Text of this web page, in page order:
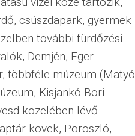
csúszdapark, gyermek
további fürdőzési
Demjén, Eger.
többféle múzeum (Matyó
Kisjankó Bori
közelében lévő
kövek, Poroszló,